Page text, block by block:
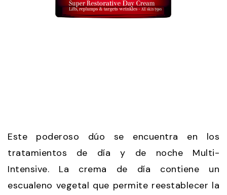
Este poderoso dúo se encuentra en los
tratamientos de día y de noche Multi-
Intensive. La crema de día contiene un
escualeno vegetal que permite reestablecer la